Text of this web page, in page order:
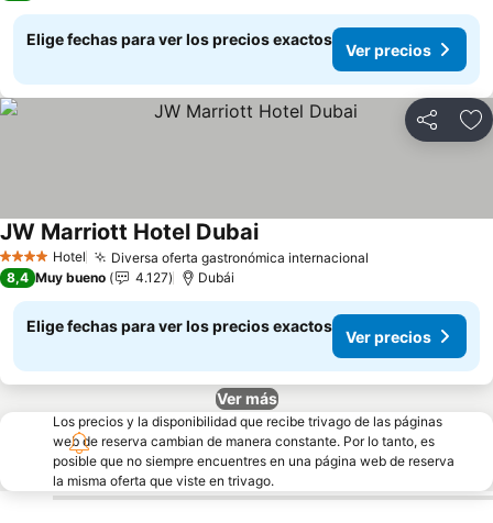
Elige fechas para ver los precios exactos
Ver precios
Compartir
4 EstrellasHotel Diversa oferta gastronómica internacional
JW Marriott Hotel DubaiVer precios
8,4 Muy bueno 4.127 Dubái
Elige fechas para ver los precios exactos
Ver precios
Ver más
Los precios y la disponibilidad que recibe trivago de las páginas
web de reserva cambian de manera constante. Por lo tanto, es
posible que no siempre encuentres en una página web de reserva
la misma oferta que viste en trivago.